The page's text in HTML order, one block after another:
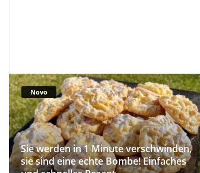
Novo
Sie werden in 1 Minute verschwinden,
sie sind eine echte Bombe! Einfaches